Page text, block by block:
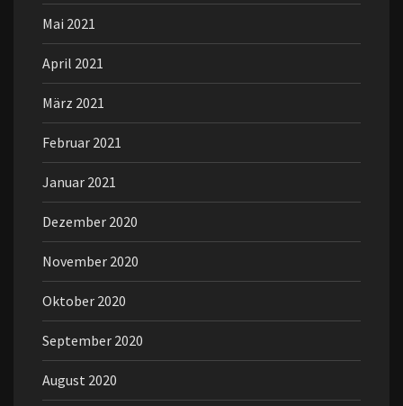
Mai 2021
April 2021
März 2021
Februar 2021
Januar 2021
Dezember 2020
November 2020
Oktober 2020
September 2020
August 2020